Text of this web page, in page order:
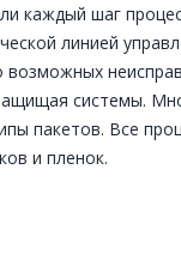
каждый шаг
линией
системы.
пакетов. Все
и пленок.